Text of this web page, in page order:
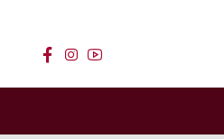
facebook
instagram